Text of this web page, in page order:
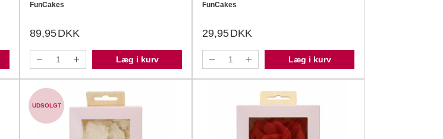
FunCakes
89,95DKK
Læg i kurv
FunCakes
29,95DKK
Læg i kurv
UDSOLGT